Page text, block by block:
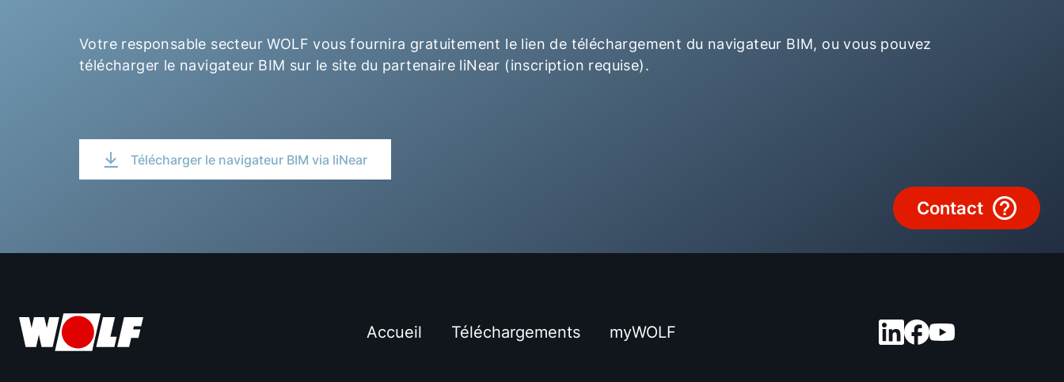
Votre responsable secteur WOLF vous fournira gratuitement le lien de téléchargement du navigateur BIM, ou vous pouvez
télécharger le navigateur BIM sur le site du partenaire liNear (inscription requise).
Télécharger le navigateur BIM via liNear
Accueil Téléchargements myWOLF
Assistance technique
WOLF Service App
Formulaire de contact
Contact